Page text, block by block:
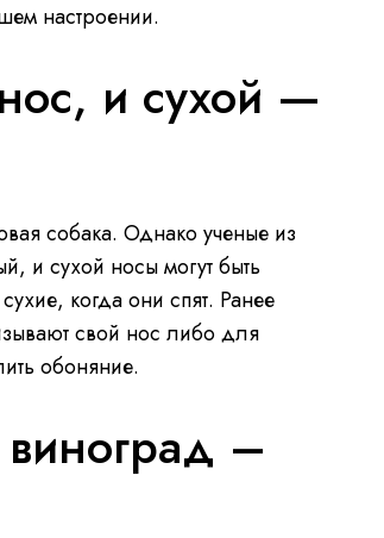
настроении.
и сухой —
собака. Однако ученые из
и сухой носы могут быть
когда они спят. Ранее
свой нос либо для
обоняние.
–